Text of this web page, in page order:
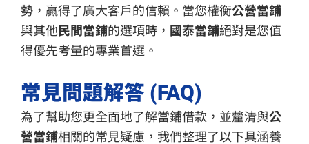
勢，贏得了廣大客戶的信賴。當您權衡公營當鋪
與其他民間當鋪的選項時， 國泰當鋪絕對是您值
得優先考量的專業首選。
常見問題解答 (FAQ)
為了幫助您更全面地了解當鋪借款，並釐清與公
營當鋪相關的常見疑慮，我們整理了以下具涵養